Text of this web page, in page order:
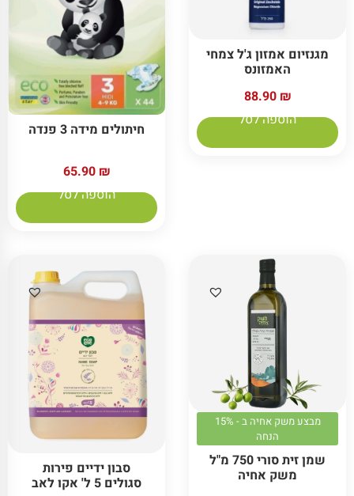
מגנזיום אמזון ג'ל צמחי
האמזונס
88.90 ₪
הוספה לסל
חיתולים מידה 3 פנדה
65.90 ₪
הוספה לסל
מבצע משק אחיה ב - 15%
הנחה
שמן זית סורי 750 מ"ל
משק אחיה
סבון ידיים פירות
סגולים 5 ל' אקו לאב